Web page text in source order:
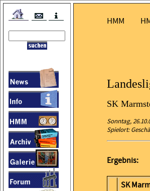
HMM
SK
Sonntag,
Spielort:
Ergebnis:
SK